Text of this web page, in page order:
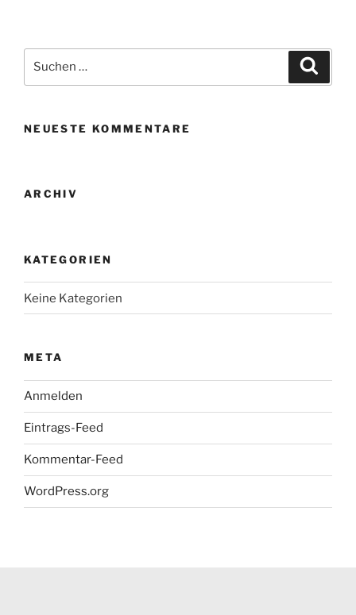
i
e
nach:
NEUESTE KOMMENTARE
ARCHIV
KATEGORIEN
Keine Kategorien
META
Anmelden
Eintrags-Feed
Kommentar-Feed
WordPress.org